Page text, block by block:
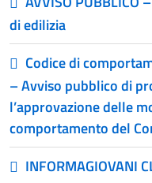
di edilizia
Codice di
– Avviso pubblico di
l’approvazione delle
comportamento del
INFORMAGIOVANI